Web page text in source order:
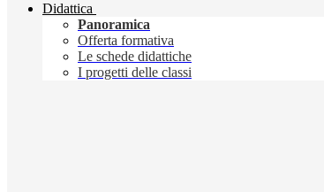
Didattica
Panoramica
Offerta formativa
Le schede didattiche
I progetti delle classi